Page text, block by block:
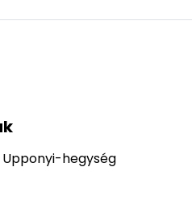
Upponyi-hegység